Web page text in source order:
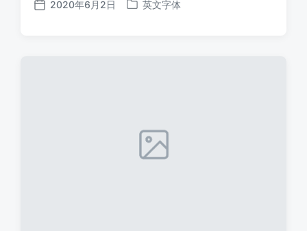
发
2020年6月2日
发
英文字体